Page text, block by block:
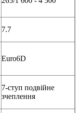
7.7
Euro6D
7-ступ подвійне
зчеплення